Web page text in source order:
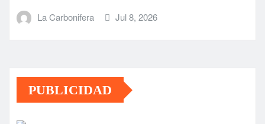
La Carbonifera Jul 8, 2026
PUBLICIDAD